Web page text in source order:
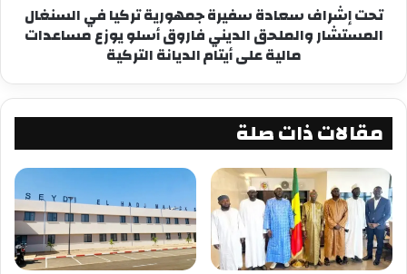
تحت إشراف سعادة سفيرة جمهورية تركيا في السنغال
المستشار والملحق الديني فاروق أسلو يوزع مساعدات
مالية على أيتام الديانة التركية
مقالات ذات صلة